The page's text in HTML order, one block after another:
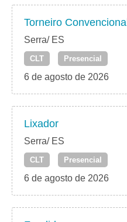
Torneiro Convencional
Serra/ ES
CLT Presencial
6 de agosto de 2026
Lixador
Serra/ ES
CLT Presencial
6 de agosto de 2026